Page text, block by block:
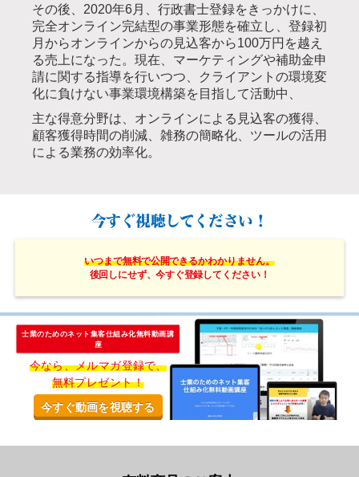
その後、2020年6月、行政書士登録をきっかけに、
完全オンライン完結型の事業形態を確立し、登録初
月からオンラインからの見込客から100万円を越え
る売上になった。現在、マーケティングや補助金申
請に関する指導を行いつつ、クライアントの環境変
化に負けない事業環境構築を目指して活動中、
主な得意分野は、オンラインによる見込客の獲得、
顧客獲得時間の削減、雑務の簡略化、ツールの活用
による業務の効率化。
今すぐ視聴してください！
いつまで無料で公開できるかわかりません。
後回しにせず、今すぐ登録してください！
士業のためのネット集客仕組み化無料動画講
座
今なら、メルマガ登録で、
無料プレゼント！
今すぐ動画を視聴する